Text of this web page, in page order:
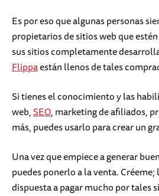
Es por eso que algunas personas
propietarios de sitios web que
sus sitios completamente
Flippaestán llenos de tales
Si tienes el conocimiento y las
web,SEO, marketing de afiliados,
más, puedes usarlo para crear un
Una vez que empiece a generar
puedes ponerlo a la venta.
dispuesta a pagar mucho por tales